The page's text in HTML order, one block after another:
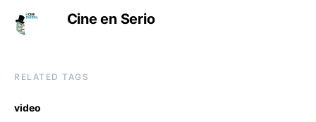
Cine en Serio
RELATED TAGS
video